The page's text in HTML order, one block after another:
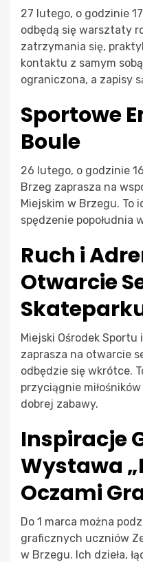
27 lutego, o godzinie
odbędą się warsztaty
zatrzymania się,
kontaktu z samym
ograniczona, a zapisy
Sportowe
Boule
26 lutego, o godzinie
Brzeg zaprasza na
Miejskim w Brzegu. To
spędzenie popołudnia
Ruch i
Otwarcie
Miejski Ośrodek Sportu
zaprasza na otwarcie
odbędzie się wkrótce.
przyciągnie
dobrej zabawy.
Inspiracje
Wystawa
Oczami
Do 1 marca można
graficznych uczniów
w Brzegu. Ich dzieła,